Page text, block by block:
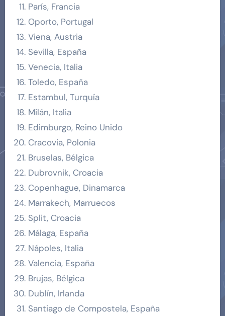
París, Francia
Oporto, Portugal
Viena, Austria
Sevilla, España
Venecia, Italia
Toledo, España
Estambul, Turquía
Milán, Italia
Edimburgo, Reino Unido
Cracovia, Polonia
Bruselas, Bélgica
Dubrovnik, Croacia
Copenhague, Dinamarca
Marrakech, Marruecos
Split, Croacia
Málaga, España
Nápoles, Italia
Valencia, España
Brujas, Bélgica
Dublín, Irlanda
Santiago de Compostela, España